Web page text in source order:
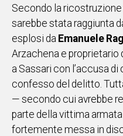
VIDEO
Vai
UNISCITI
AL CANALE
WHATSAPP
Secondo la ricostruzione
sarebbe stata raggiunta
esplosi da Emanuele
Arzachena e proprietario
a Sassari con l’accusa
confesso del delitto.
— secondo cui avrebbe
parte della vittima
fortemente messa in